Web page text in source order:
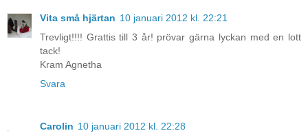
Vita små hjärtan 10 januari 2012 kl. 22:21
Trevligt!!!! Grattis till 3 år! prövar gärna lyckan med en lott
tack!
Kram Agnetha
Svara
Carolin 10 januari 2012 kl. 22:28